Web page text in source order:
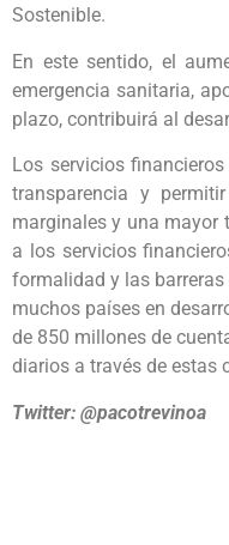
Sostenible.
En este sentido, el
emergencia sanitaria,
plazo, contribuirá al
Los servicios
transparencia y
marginales y una mayor
a los servicios
formalidad y las
muchos países en
de 850 millones de
diarios a través de estas
Twitter: @pacotrevinoa